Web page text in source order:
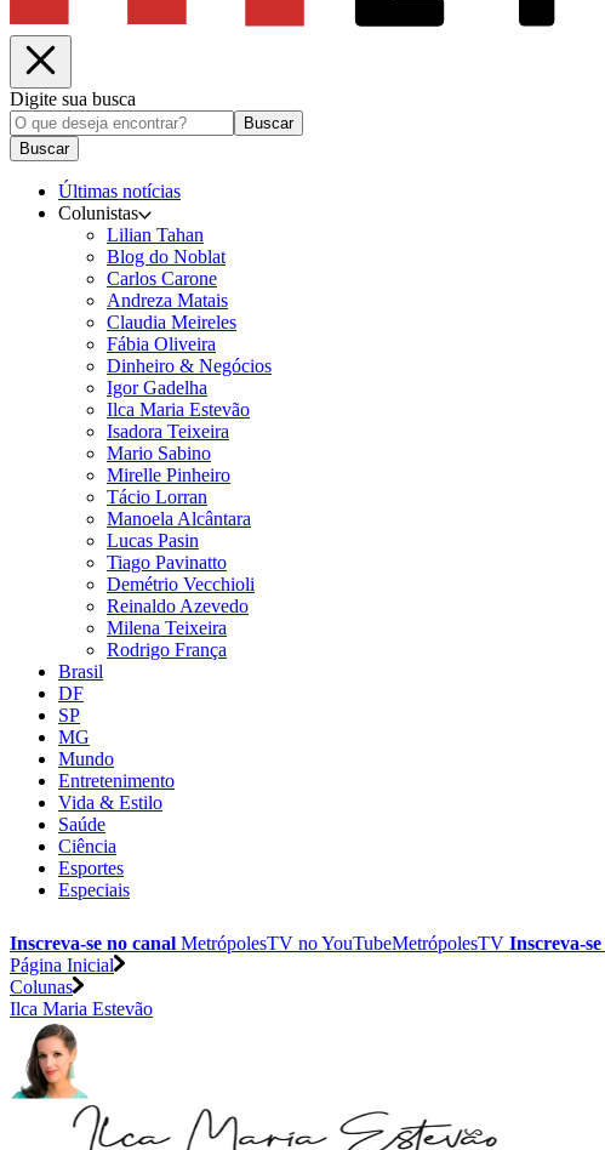
Digite sua busca
Buscar
Buscar
Últimas notícias
Colunistas
Lilian Tahan
Blog do Noblat
Carlos Carone
Andreza Matais
Claudia Meireles
Fábia Oliveira
Dinheiro & Negócios
Igor Gadelha
Ilca Maria Estevão
Isadora Teixeira
Mario Sabino
Mirelle Pinheiro
Tácio Lorran
Manoela Alcântara
Lucas Pasin
Tiago Pavinatto
Demétrio Vecchioli
Reinaldo Azevedo
Milena Teixeira
Rodrigo França
Brasil
DF
SP
MG
Mundo
Entretenimento
Vida & Estilo
Saúde
Ciência
Esportes
Especiais
Inscreva-se no canal MetrópolesTV noYouTubeMetrópolesTV Inscreva-se
Página Inicial
Colunas
Ilca Maria Estevão